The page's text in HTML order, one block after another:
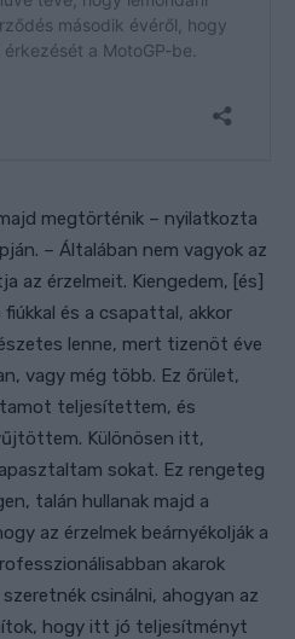
megtörténik – nyilatkozta
– Általában nem vagyok az
az érzelmeit. Kiengedem, [és]
és a csapattal, akkor
lenne, mert tizenöt éve
vagy még több. Ez őrület,
teljesítettem, és
Különösen itt,
sokat. Ez rengeteg
talán hullanak majd a
az érzelmek beárnyékolják a
akarok
szeretnék csinálni, ahogyan az
hogy itt jó teljesítményt